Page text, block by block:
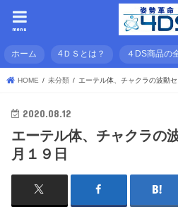
menu
ホーム 4ＤＳとは？ ４DS商品の
HOME 未分類 エーテル体、チャクラの波動
2020.08.12
エーテル体、チャクラの
月１９日